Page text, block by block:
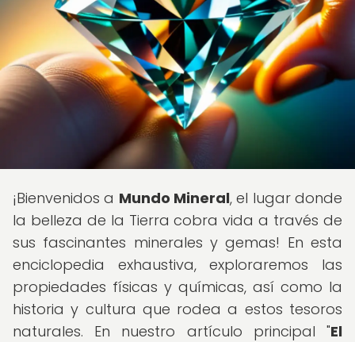
¡Bienvenidos a Mundo Mineral, el lugar donde
la belleza de la Tierra cobra vida a través de
sus fascinantes minerales y gemas! En esta
enciclopedia exhaustiva, exploraremos las
propiedades físicas y químicas, así como la
historia y cultura que rodea a estos tesoros
naturales. En nuestro artículo principal "El